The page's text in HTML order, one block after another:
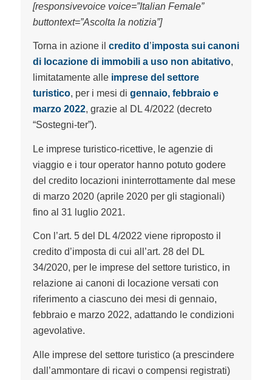
[responsivevoice voice=”Italian Female”
buttontext=”Ascolta la notizia”]
Torna in azione il credito d ’imposta sui canoni
di locazione di immobili a uso non abitativo,
limitatamente alle imprese del settore
turistico, per i mesi di gennaio, febbraio e
marzo 2022, grazie al DL 4/2022 (decreto
“Sostegni-ter”).
Le imprese turistico-ricettive, le agenzie di
viaggio e i tour operator hanno potuto godere
del credito locazioni ininterrottamente dal mese
di marzo 2020 (aprile 2020 per gli stagionali)
fino al 31 luglio 2021.
Con l’art. 5 del DL 4/2022 viene riproposto il
credito d’imposta di cui all’art. 28 del DL
34/2020, per le imprese del settore turistico, in
relazione ai canoni di locazione versati con
riferimento a ciascuno dei mesi di gennaio,
febbraio e marzo 2022, adattando le condizioni
agevolative.
Alle imprese del settore turistico (a prescindere
dall’ammontare di ricavi o compensi registrati)